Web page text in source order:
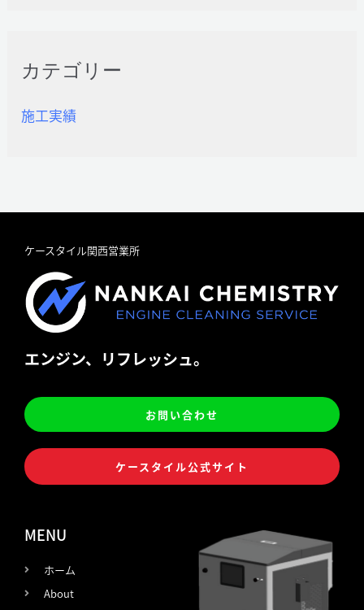
カテゴリー
施工実績
ケースタイル関西営業所
エンジン、リフレッシュ。
お問い合わせ
ケースタイル公式サイト
MENU
ホーム
About